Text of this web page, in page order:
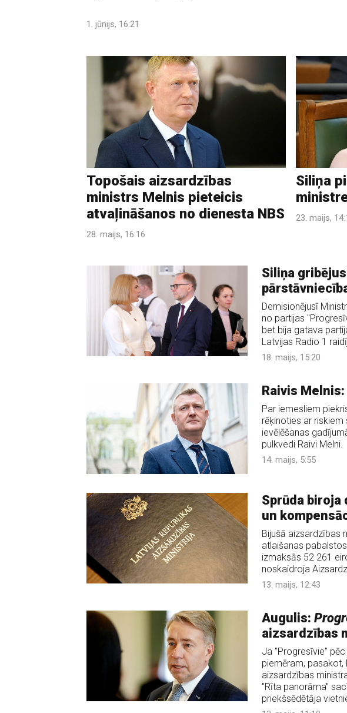
1. jūnijs, 16:21
Topošais aizsardzības
ministrs Melnis pieteicis
atvaļināšanos no dienesta NBS
28. maijs, 16:16
Siliņa
23. maijs,
Siliņa
Demisionējusī
no partijas
bet bija gatava
Latvijas Radio 1
18. maijs, 15:20
Raivis
Par iemesliem
rēķinoties ar
ievēlēšanas
pulkvedi Raivi Melni.
14. maijs, 5:55
Sprūda biroja
un
Bijušā aizsardzības
atlaišanas
izmaksās 52 261
noskaidroja
13. maijs, 12:43
Augulis:
aizsardzības
Ja "Progresīvie"
piemēram,
aizsardzības
"Rīta panorāma"
priekšsēdētāja